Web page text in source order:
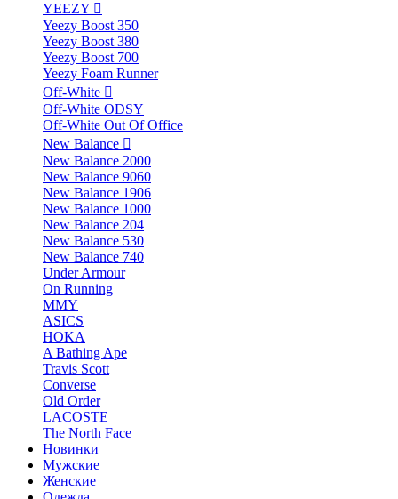
YEEZY
Yeezy Boost 350
Yeezy Boost 380
Yeezy Boost 700
Yeezy Foam Runner
Off-White
Off-White ODSY
Off-White Out Of Office
New Balance
New Balance 2000
New Balance 9060
New Balance 1906
New Balance 1000
New Balance 204
New Balance 530
New Balance 740
Under Armour
On Running
MMY
ASICS
HOKA
A Bathing Ape
Travis Scott
Converse
Old Order
LACOSTE
The North Face
Новинки
Мужские
Женские